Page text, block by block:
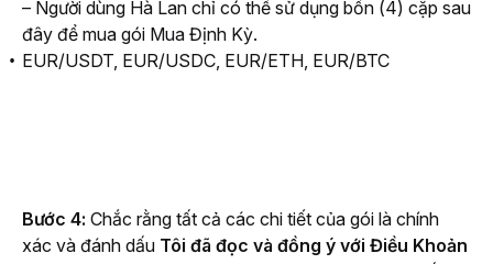
– Người dùng Hà Lan chỉ có thể sử dụng bốn (4) cặp sau
đây để mua gói Mua Định Kỳ.
EUR/USDT, EUR/USDC, EUR/ETH, EUR/BTC
Bước 4: Chắc rằng tất cả các chi tiết của gói là chính
xác và đánh dấu Tôi đã đọc và đồng ý với Điều Khoản